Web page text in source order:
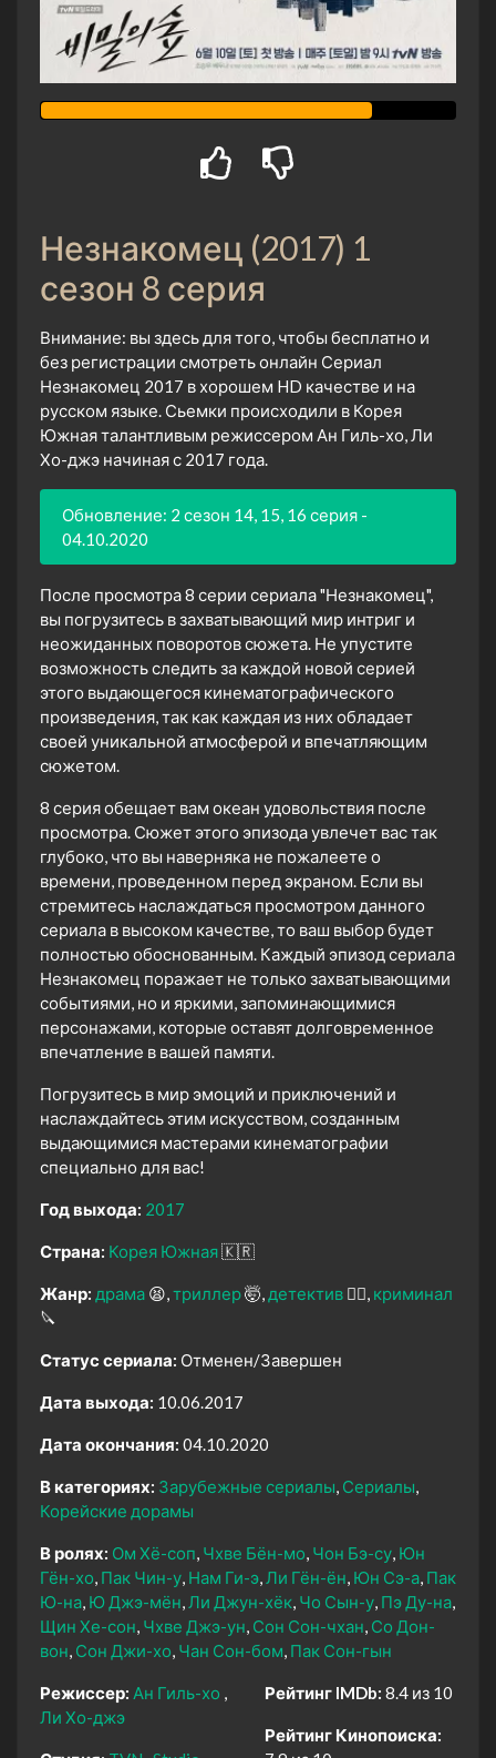
Незнакомец (2017) 1
сезон 8 серия
Внимание: вы здесь для того, чтобы бесплатно и
без регистрации смотреть онлайн Сериал
Незнакомец 2017 в хорошем HD качестве и на
русском языке. Сьемки происходили в Корея
Южная талантливым режиссером Ан Гиль-хо, Ли
Хо-джэ начиная с 2017 года.
Обновление: 2 сезон 14, 15, 16 серия -
04.10.2020
После просмотра 8 серии сериала "Незнакомец",
вы погрузитесь в захватывающий мир интриг и
неожиданных поворотов сюжета. Не упустите
возможность следить за каждой новой серией
этого выдающегося кинематографического
произведения, так как каждая из них обладает
своей уникальной атмосферой и впечатляющим
сюжетом.
8 серия обещает вам океан удовольствия после
просмотра. Сюжет этого эпизода увлечет вас так
глубоко, что вы наверняка не пожалеете о
времени, проведенном перед экраном. Если вы
стремитесь наслаждаться просмотром данного
сериала в высоком качестве, то ваш выбор будет
полностью обоснованным. Каждый эпизод сериала
Незнакомец поражает не только захватывающими
событиями, но и яркими, запоминающимися
персонажами, которые оставят долговременное
впечатление в вашей памяти.
Погрузитесь в мир эмоций и приключений и
наслаждайтесь этим искусством, созданным
выдающимися мастерами кинематографии
специально для вас!
Год выхода: 2017
Страна: Корея Южная🇰🇷
Жанр: драма 😫 триллер🤯 детектив 🕵️‍♂️ криминал
🔪
Статус сериала: Отменен/Завершен
Дата выхода: 10.06.2017
Дата окончания: 04.10.2020
В категориях: Зарубежные сериалы Сериалы
Корейские дорамы
В ролях: Ом Хё-соп Чхве Бён-мо Чон Бэ-су Юн
Гён-хо Пак Чин-у Нам Ги-э Ли Гён-ён Юн Сэ-а Пак
Ю-на Ю Джэ-мён Ли Джун-хёк Чо Сын-у Пэ Ду-на
Щин Хе-сон Чхве Джэ-ун Сон Сон-чхан Со Дон-
вон Сон Джи-хо Чан Сон-бом Пак Сон-гын
Режиссер: Ан Гиль-хо
Ли Хо-джэ
Рейтинг IMDb: 8.4 из 10
Рейтинг Кинопоиска: